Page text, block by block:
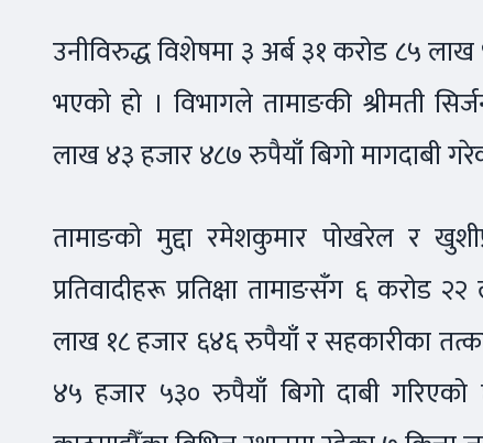
उनीविरुद्ध विशेषमा ३ अर्ब ३१ करोड ८५ लाख
भएको हो । विभागले तामाङकी श्रीमती
लाख ४३ हजार ४८७ रुपैयाँ बिगो मागदाबी
तामाङको मुद्दा रमेशकुमार पोखरेल र
प्रतिवादीहरू प्रतिक्षा तामाङसँग ६ करोड
लाख १८ हजार ६४६ रुपैयाँ र सहकारीका
४५ हजार ५३० रुपैयाँ बिगो दाबी गरिएको